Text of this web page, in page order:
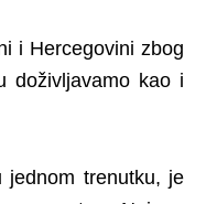
i Hercegovini zbog
doživljavamo kao i
jednom trenutku, je